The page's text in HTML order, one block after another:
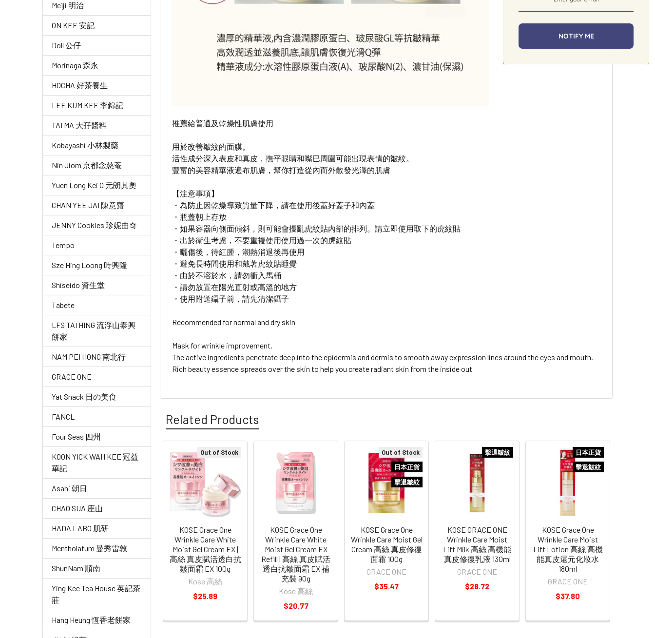
Meiji 明治
ON KEE 安記
Doll 公仔
Morinaga 森永
HOCHA 好茶養生
LEE KUM KEE 李錦記
TAI MA 大孖醬料
Kobayashi 小林製藥
Nin Jiom 京都念慈菴
Yuen Long Kei O 元朗其奧
CHAN YEE JAI 陳意齋
JENNY Cookies 珍妮曲奇
Tempo
Sze Hing Loong 時興隆
Shiseido 資生堂
Tabete
LFS TAI HING 流浮山泰興
餅家
NAM PEI HONG 南北行
GRACE ONE
Yat Snack 日の美食
FANCL
Four Seas 四州
KOON YICK WAH KEE 冠益
華記
Asahi 朝日
CHAO SUA 座山
HADA LABO 肌研
Mentholatum 曼秀雷敦
ShunNam 順南
Ying Kee Tea House 英記茶
莊
Hang Heung 恆香老餅家
推薦給普通及乾燥性肌膚使用
用於改善皺紋的面膜。
活性成分深入表皮和真皮，撫平眼睛和嘴巴周圍可能出現表情的皺紋。
豐富的美容精華液遍布肌膚，幫你打造從內而外散發光澤的肌膚
【注意事項】
・為防止因乾燥導致質量下降，請在使用後蓋好蓋子和內蓋
・瓶蓋朝上存放
・如果容器向側面傾斜，則可能會擾亂虎紋貼內部的排列。請立即使用取下的虎紋貼
・出於衛生考慮，不要重複使用使用過一次的虎紋貼
・曬傷後，待紅腫，潮熱消退後再使用
・避免長時間使用和戴著虎紋貼睡覺
・由於不溶於水，請勿衝入馬桶
・請勿放置在陽光直射或高溫的地方
・使用附送鑷子前，請先清潔鑷子
Recommended for normal and dry skin
Mask for wrinkle improvement.
The active ingredients penetrate deep into the epidermis and dermis to smooth away expression lines around the eyes and mouth.
Rich beauty essence spreads over the skin to help you create radiant skin from the inside out
Related Products
Related
Products
Out of Stock
KOSE Grace One
Wrinkle Care White
Moist Gel Cream EX |
高絲 真皮賦活透白抗
皺面霜 EX 100g
Kose 高絲
$25.89
KOSE Grace One
Wrinkle Care White
Moist Gel Cream EX
Refill | 高絲 真皮賦活
透白抗皺面霜 EX 補
充裝 90g
Kose 高絲
$20.77
Out of Stock
日本正貨
擊退皺紋
KOSE Grace One
Wrinkle Care Moist Gel
Cream 高絲 真皮修復
面霜 100g
GRACE ONE
$35.47
擊退皺紋
KOSE GRACE ONE
Wrinkle Care Moist
Lift Milk 高絲 高機能
真皮修復乳液 130ml
GRACE ONE
$28.72
日本正貨
擊退皺紋
KOSE Grace One
Wrinkle Care Moist
Lift Lotion 高絲 高機
能真皮還元化妝水
180ml
GRACE ONE
$37.80
NOTIFY ME